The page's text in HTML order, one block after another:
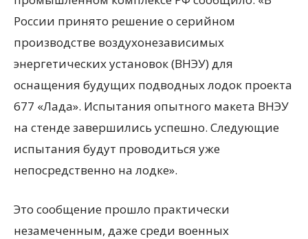
России принято решение о серийном
производстве воздухонезависимых
энергетических установок (ВНЭУ) для
оснащения будущих подводных лодок проекта
677 «Лада». Испытания опытного макета ВНЭУ
на стенде завершились успешно. Следующие
испытания будут проводиться уже
непосредственно на лодке».
Это сообщение прошло практически
незамеченным, даже среди военных